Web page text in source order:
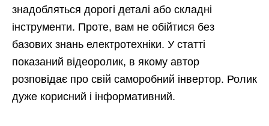
знадобляться дорогі деталі або складні
інструменти. Проте, вам не обійтися без
базових знань електротехніки. У статті
показаний відеоролик, в якому автор
розповідає про свій саморобний інвертор. Ролик
дуже корисний і інформативний.